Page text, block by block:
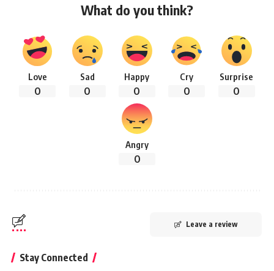
What do you think?
Love
0
Sad
0
Happy
0
Cry
0
Surprise
0
Angry
0
Leave a review
Stay Connected